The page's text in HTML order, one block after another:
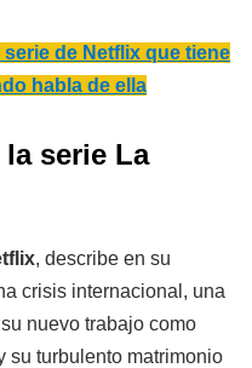
serie de Netflix que tiene
habla de ella
la serie La
, describe en su
crisis internacional, una
nuevo trabajo como
su turbulento matrimonio